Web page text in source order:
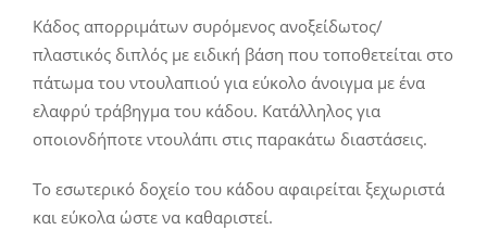
Κάδος απορριμάτων συρόμενος ανοξείδωτος/
πλαστικός διπλός με ειδική βάση που τοποθετείται στο
πάτωμα του ντουλαπιού για εύκολο άνοιγμα με ένα
ελαφρύ τράβηγμα του κάδου. Κατάλληλος για
οποιονδήποτε ντουλάπι στις παρακάτω διαστάσεις.
Το εσωτερικό δοχείο του κάδου αφαιρείται ξεχωριστά
και εύκολα ώστε να καθαριστεί.